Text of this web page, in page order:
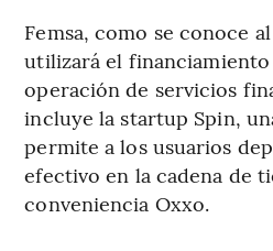
Femsa, como se conoce
utilizará el financiamiento
operación de servicios
incluye la startup Spin,
permite a los usuarios
efectivo en la cadena de
conveniencia Oxxo.